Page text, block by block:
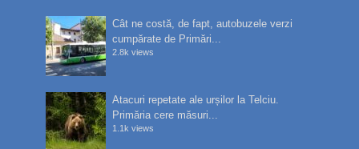
Cât ne costă, de fapt, autobuzele verzi
cumpărate de Primări...
2.8k views
Atacuri repetate ale urșilor la Telciu.
Primăria cere măsuri...
1.1k views